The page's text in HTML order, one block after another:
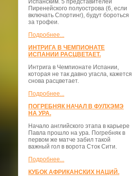
Испанским. 5 представителей
Пиренейского полуострова (6, если
включать Спортинг), будут бороться
за трофеи.
Подробнее...
ИНТРИГА В ЧЕМПИОНАТЕ
ИСПАНИИ РАСЦВЕТАЕТ.
Интрига в Чемпионате Испании,
которая не так давно угасла, кажется
снова расцветает.
Подробнее...
ПОГРЕБНЯК НАЧАЛ В ФУЛХЭМЭ
НА УРА.
Начало английского этапа в карьере
Павла прошло на ура. Погребняк в
первом же матче забил такой
важный гол в ворота Сток Сити.
Подробнее...
КУБОК АФРИКАНСКИХ НАЦИЙ.